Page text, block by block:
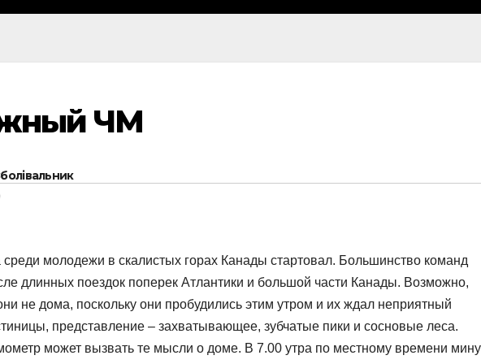
ЧМ
молодежи в скалистых горах Канады стартовал. Большинство команд
длинных поездок поперек Атлантики и большой части Канады. Возможно,
не дома, поскольку они пробудились этим утром и их ждал неприятный
представление – захватывающее, зубчатые пики и сосновые леса.
может вызвать те мысли о доме. В 7.00 утра по местному времени